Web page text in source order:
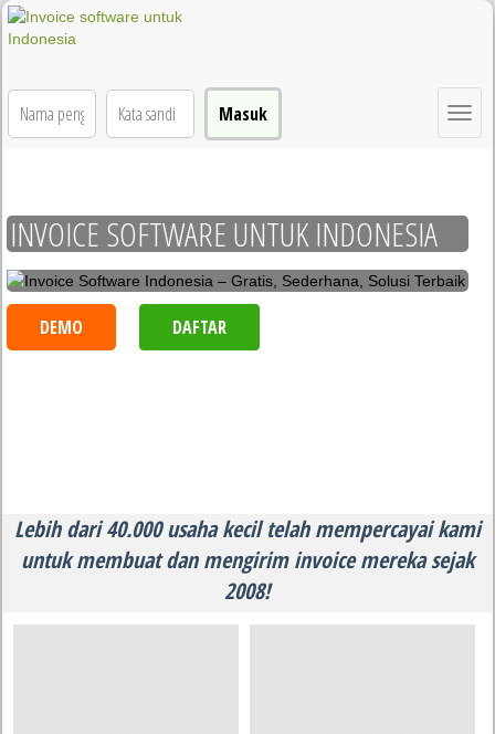
INVOICE SOFTWARE UNTUK INDONESIA
DEMO DAFTAR
Lebih dari 40.000 usaha kecil telah mempercayai kami
untuk membuat dan mengirim invoice mereka sejak
2008!